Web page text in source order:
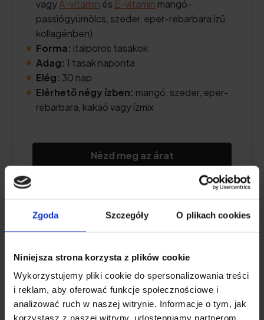
Zgoda Szczegóły O plikach cookies
Niniejsza strona korzysta z plików cookie
Wykorzystujemy pliki cookie do spersonalizowania treści
i reklam, aby oferować funkcje społecznościowe i
analizować ruch w naszej witrynie. Informacje o tym, jak
korzystasz z naszej witryny, udostępniamy partnerom
vagyA-vitamin és E-vitamin mangó-
passiógyümölcs, szeder, eper-rebarbara ízű
kollagénben)
Forma: italporos tasakok
Adag: 1 tasak naponta
Elég: 30 nap
Elérhető négy ízben: mangó, szeder, eper-
rebarbara, kakaó vagy ízmix
Nézd meg az árat
Termékleírás
További információk